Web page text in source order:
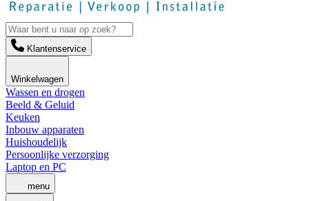
Klantenservice
Winkelwagen
Wassen en drogen
Beeld & Geluid
Keuken
Inbouw apparaten
Huishoudelijk
Persoonlijke verzorging
Laptop en PC
menu